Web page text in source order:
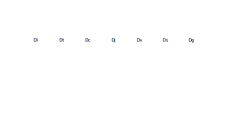
Dl Dt Dc Dj Dv Ds Dg